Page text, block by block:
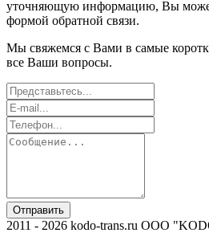
уточняющую информацию, Вы
формой обратной связи.
Мы свяжемся с Вами в самые
все Ваши вопросы.
Отправить
2011 - 2026 kodo-trans.ru ООО